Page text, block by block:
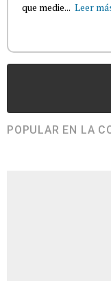
que medie... Leer
POPULAR EN LA